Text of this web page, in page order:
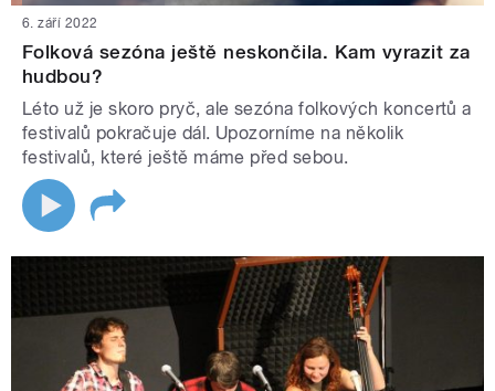
6. září 2022
Folková sezóna ještě neskončila. Kam vyrazit za
hudbou?
Léto už je skoro pryč, ale sezóna folkových koncertů a
festivalů pokračuje dál. Upozorníme na několik
festivalů, které ještě máme před sebou.